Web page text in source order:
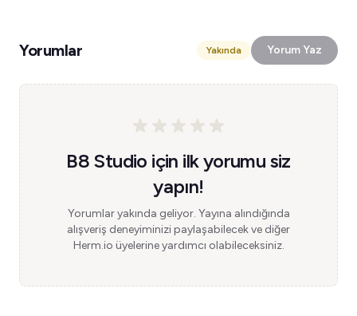
Yorumlar Yakında Yorum Yaz
B8 Studio için ilk yorumu siz
yapın!
Yorumlar yakında geliyor. Yayına alındığında
alışveriş deneyiminizi paylaşabilecek ve diğer
Herm.io üyelerine yardımcı olabileceksiniz.